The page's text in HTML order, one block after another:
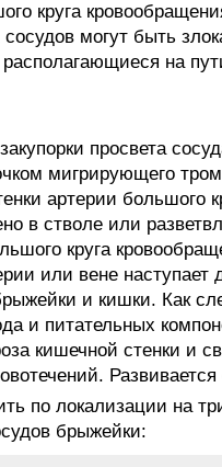
круга
могут быть
на
просвета
мигрирующего
артерии большого
в стволе или
круга
или вене
и кишки. Как
и питательных
кишечной стенки и
по локализации на
брыжейки: